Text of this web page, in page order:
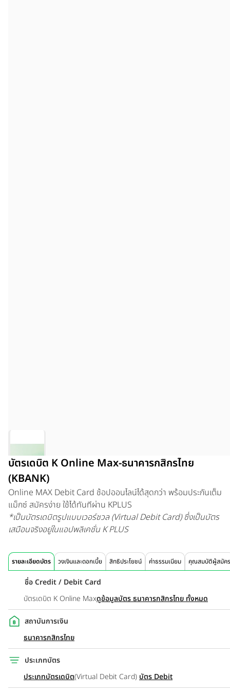
บัตรเดบิต K Online Max-ธนาคารกสิกรไทย
(KBANK)
Online MAX Debit Card ช้อปออนไลน์ได้สุดกว่า พร้อมประกันเต็ม
แม็กซ์ สมัครง่าย ใช้ได้ทันทีผ่าน KPLUS
*เป็นบัตรเดบิตรูปแบบเวอร์ชวล (Virtual Debit Card) ซึ่งเป็นบัตร
เสมือนจริงอยู่ในแอปพลิเคชั่น K PLUS
รายละเอียดบัตร วงเงินและดอกเบี้ย สิทธิประโยชน์ ค่าธรรมเนียม คุณสมบัติผู้สมัคร
ชื่อ Credit / Debit Card
บัตรเดบิต K Online Maxดูข้อมูลบัตร ธนาคารกสิกรไทย ทั้งหมด
สถาบันการเงิน
ธนาคารกสิกรไทย
ประเภทบัตร
ประเภทบัตรเดบิต(Virtual Debit Card)บัตร Debit